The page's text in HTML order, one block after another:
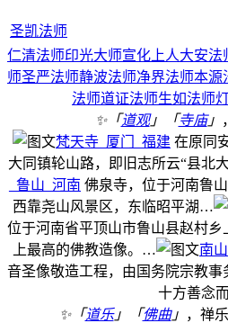
圣凯法师
仁清法师印光大师宣化上人大安法
师圣严法师静波法师净界法师本源
法师道证法师生如法师
✨「道观」「寺庙」
梵天寺_厦门_福建 在原同
大同镇轮山路，即旧志所云“县北
_鲁山_河南 佛泉寺，位于河南鲁
西靠尧山风景区，东临昭平湖…
位于河南省平顶山市鲁山县赵村
上最高的佛教造像。…
南
音圣像敬造工程，由国务院宗教
十方善念
✨「道乐」「佛曲」 ，禅